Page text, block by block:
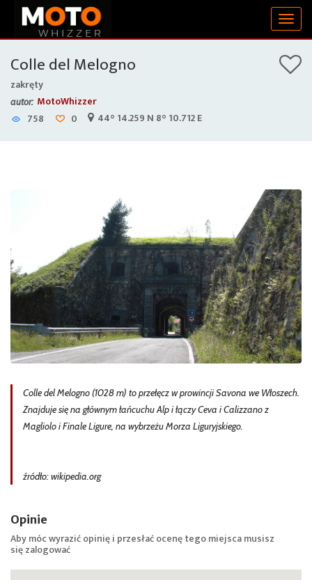
Colle del Melogno
zakręty
autor: MotoWhizzer
758
0 44° 14.259 N 8° 10.712 E
Colle del Melogno (1028 m) to przełęcz w prowincji Savona we Włoszech.
Znajduje się na głównym łańcuchu Alp i łączy Ceva i Calizzano z
Magliolo i Finale Ligure, na wybrzeżu Morza Liguryjskiego.
źródło: wikipedia.org
Opinie
Aby móc wyrazić opinię i przesłać ocenę tego miejsca musisz
sięzalogować